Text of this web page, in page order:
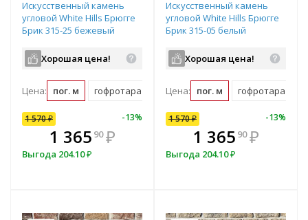
Искусственный камень
угловой White Hills Брюгге
Брик 315-25 бежевый
Хорошая цена!
Цена: пог. м гофротара (2.31 пог. м) мастербокс (79 пог. м)
1 570₽ -13%
1 365 90 ₽
Выгода 204.10₽
В комплекте
всегда выгоднее!
Искусственный камень
угловой White Hills Брюгге
Брик 315-05 белый
Хорошая цена!
Цена: пог. м гофротара (2.31
7% 1 570 -
1 41300
Выгода157
1 570₽ -13%
1 365 90 ₽
Выгода 204.10₽